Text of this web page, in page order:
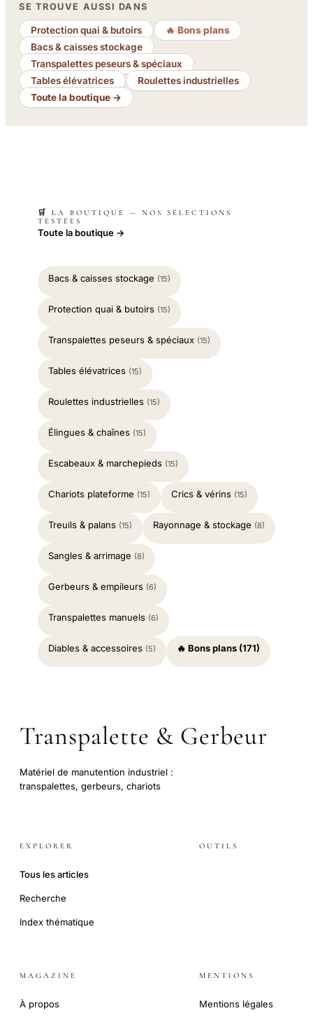
SE TROUVE AUSSI DANS
Protection quai & butoirs
🔥 Bons plans
Bacs & caisses stockage
Transpalettes peseurs & spéciaux
Tables élévatrices
Roulettes industrielles
Toute la boutique →
🛒 LA BOUTIQUE — NOS SÉLECTIONS
TESTÉES
Toute la boutique →
Bacs & caisses stockage (15)
Protection quai & butoirs (15)
Transpalettes peseurs & spéciaux (15)
Tables élévatrices (15)
Roulettes industrielles (15)
Élingues & chaînes (15)
Escabeaux & marchepieds (15)
Chariots plateforme (15) Crics & vérins (15)
Treuils & palans (15) Rayonnage & stockage (8)
Sangles & arrimage (8)
Gerbeurs & empileurs (6)
Transpalettes manuels (6)
Diables & accessoires (5) 🔥 Bons plans (171)
Transpalette & Gerbeur
Matériel de manutention industriel :
transpalettes, gerbeurs, chariots
EXPLORER
Tous les articles
Recherche
Index thématique
OUTILS
MAGAZINE
À propos
MENTIONS
Mentions légales